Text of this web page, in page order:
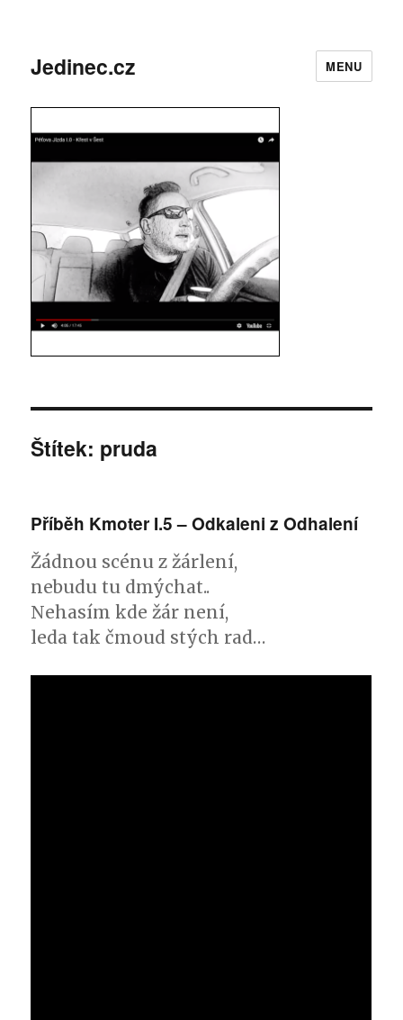
Jedinec.cz MENU
Štítek: pruda
Příběh Kmoter I.5 – Odkaleni z Odhalení
Žádnou scénu z žárlení,
nebudu tu dmýchat..
Nehasím kde žár není,
leda tak čmoud stých rad…